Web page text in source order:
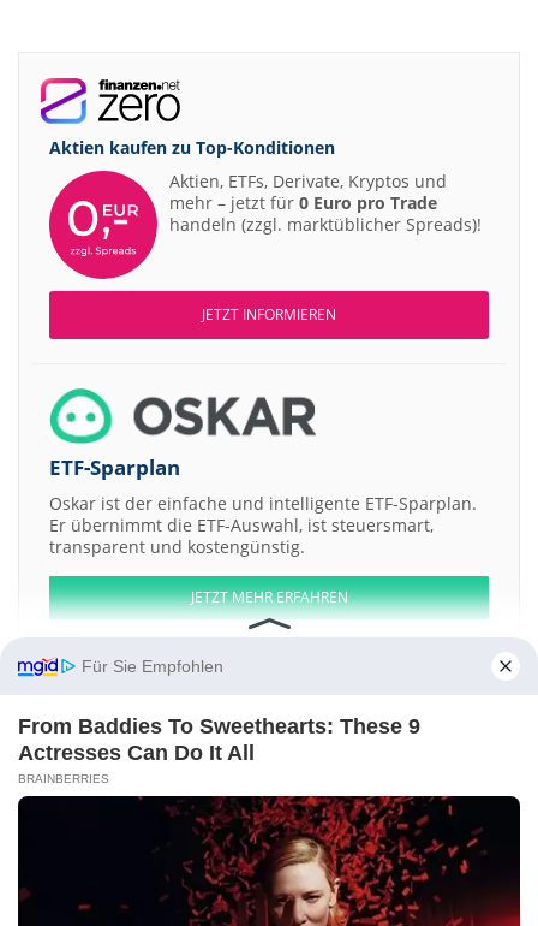
Aktien kaufen zu Top-Konditionen
Aktien, ETFs, Derivate, Kryptos und
mehr – jetzt für 0 Euro pro Trade
handeln (zzgl. marktüblicher Spreads)!
JETZT INFORMIEREN
ETF-Sparplan
Oskar ist der einfache und intelligente ETF-Sparplan.
Er übernimmt die ETF-Auswahl, ist steuersmart,
transparent und kostengünstig.
JETZT MEHR ERFAHREN
Aktien ATX DAX EuroStoxx 50 Dow Jones NASDAQ 100
S&P 500
Weitere Aktien:
International Petroleum NuWorld Solutions RUE DU COMMERCE
Martina Minerals TAO Minerals
-Impressum-Werbung -Barrierefreiheit
Sitemap- Datenschutz -Disclaimer -AGB-Privatsphäre-Einstellungen
Für Sie Empfohlen
From Baddies To Sweethearts: These 9
Actresses Can Do It All
BRAINBERRIES